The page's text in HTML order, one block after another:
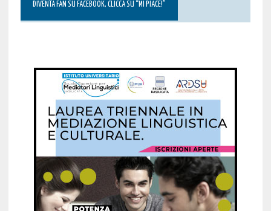
DIVENTA FAN SU FACEBOOK, CLICCA SU “MI PIACE!”